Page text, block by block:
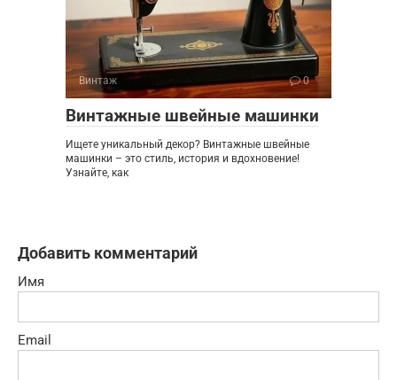
Винтаж 0
Винтажные швейные машинки
Ищете уникальный декор? Винтажные швейные
машинки – это стиль, история и вдохновение!
Узнайте, как
Добавить комментарий
Имя
Email